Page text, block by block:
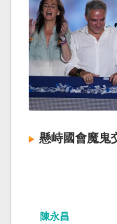
懸峙國會魔鬼
陳永昌